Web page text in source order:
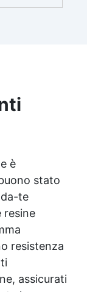
è
stato
te
resine
resistenza
assicurati